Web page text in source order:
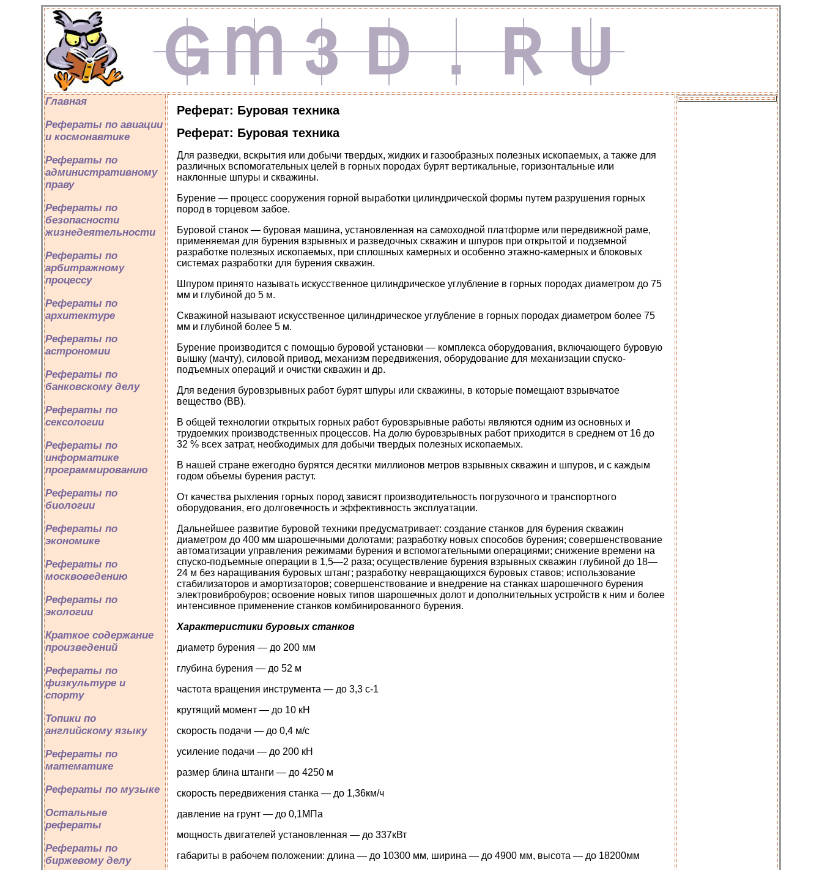
Главная
Рефераты по авиации
и космонавтике
Рефераты по
административному
праву
Рефераты по
безопасности
жизнедеятельности
Рефераты по
арбитражному
процессу
Рефераты по
архитектуре
Рефераты по
астрономии
Рефераты по
банковскому делу
Рефераты по
сексологии
Рефераты по
информатике
программированию
Рефераты по
биологии
Рефераты по
экономике
Рефераты по
москвоведению
Рефераты по
экологии
Краткое содержание
произведений
Рефераты по
физкультуре и
спорту
Топики по
английскому языку
Рефераты по
математике
Рефераты по музыке
Остальные
рефераты
Рефераты по
биржевому делу
Реферат: Буровая техника
Реферат: Буровая техника
Для разведки, вскрытия или добычи твердых, жидких и газообразных полезных ископаемых, а также для
различных вспомогательных целей в горных породах бурят вертикальные, горизонтальные или
наклонные шпуры и скважины.
Бурение — процесс сооружения горной выработки цилиндрической формы путем разрушения горных
пород в торцевом забое.
Буровой станок — буровая машина, установленная на самоходной платформе или передвижной раме,
применяемая для бурения взрывных и разведочных скважин и шпуров при открытой и подземной
разработке полезных ископаемых, при сплошных камерных и особенно этажно-камерных и блоковых
системах разработки для бурения скважин.
Шпуром принято называть искусственное цилиндрическое углубление в горных породах диаметром до 75
мм и глубиной до 5 м.
Скважиной называют искусственное цилиндрическое углубление в горных породах диаметром более 75
мм и глубиной более 5 м.
Бурение производится с помощью буровой установки — комплекса оборудования, включающего буровую
вышку (мачту), силовой привод, механизм передвижения, оборудование для механизации спуско-
подъемных операций и очистки скважин и др.
Для ведения буровзрывных работ бурят шпуры или скважины, в которые помещают взрывчатое
вещество (ВВ).
В общей технологии открытых горных работ буровзрывные работы являются одним из основных и
трудоемких производственных процессов. На долю буровзрывных работ приходится в среднем от 16 до
32 % всех затрат, необходимых для добычи твердых полезных ископаемых.
В нашей стране ежегодно бурятся десятки миллионов метров взрывных скважин и шпуров, и с каждым
годом объемы бурения растут.
От качества рыхления горных пород зависят производительность погрузочного и транспортного
оборудования, его долговечность и эффективность эксплуатации.
Дальнейшее развитие буровой техники предусматривает: создание станков для бурения скважин
диаметром до 400 мм шарошечными долотами; разработку новых способов бурения; совершенствование
автоматизации управления режимами бурения и вспомогательными операциями; снижение времени на
спуско-подъемные операции в 1,5—2 раза; осуществление бурения взрывных скважин глубиной до 18—
24 м без наращивания буровых штанг; разработку невращающихся буровых ставов; использование
стабилизаторов и амортизаторов; совершенствование и внедрение на станках шарошечного бурения
электровибробуров; освоение новых типов шарошечных долот и дополнительных устройств к ним и более
интенсивное применение станков комбинированного бурения.
Характеристики буровых станков
диаметр бурения — до 200 мм
глубина бурения — до 52 м
частота вращения инструмента — до 3,3 с-1
крутящий момент — до 10 кН
скорость подачи — до 0,4 м/с
усиление подачи — до 200 кН
размер блина штанги — до 4250 м
скорость передвижения станка — до 1,36км/ч
давление на грунт — до 0,1МПа
мощность двигателей установленная — до 337кВт
габариты в рабочем положении: длина — до 10300 мм, ширина — до 4900 мм, высота — до 18200мм